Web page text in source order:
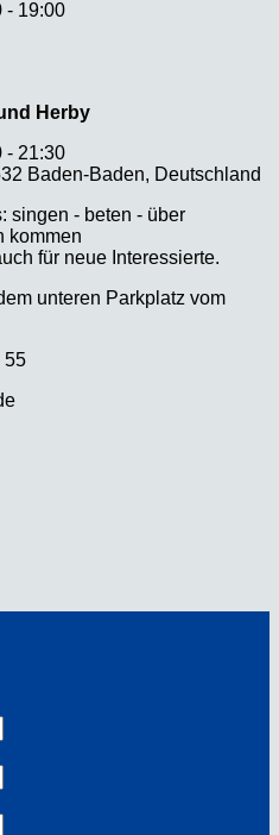
- 19:00
Herby
- 21:30
Baden-Baden, Deutschland
singen - beten - über
kommen
für neue Interessierte.
unteren Parkplatz vom
55